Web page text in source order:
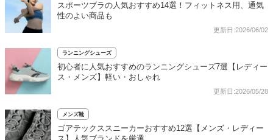
スポーツブラの人気おすすめ14選！フィットネス用、通気
性のよい商品も
更新日:2026/06/02
ランニングシューズ
初心者に人気おすすめのランニングシューズ7選【レディー
ス・メンズ】軽い・おしゃれ
更新日:2026/05/28
メンズ靴
ゴアテックススニーカーおすすめ12選【メンズ・レディー